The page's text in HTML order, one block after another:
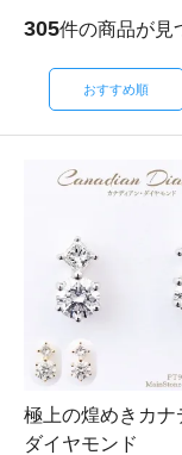
305件の商品が見
おすすめ順
極上の煌めきカナ
ダイヤモンド